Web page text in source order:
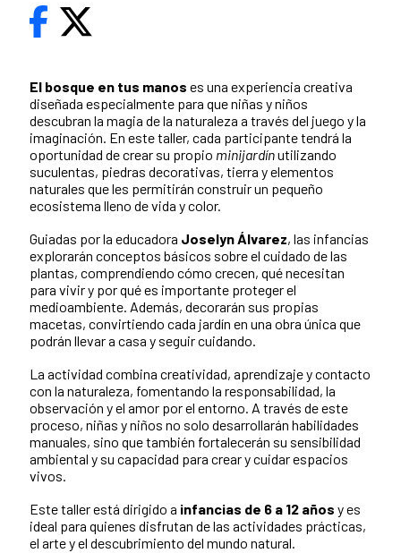
El bosque en tus manos es una experiencia creativa
diseñada especialmente para que niñas y niños
descubran la magia de la naturaleza a través del juego y la
imaginación. En este taller, cada participante tendrá la
oportunidad de crear su propio minijardínutilizando
suculentas, piedras decorativas, tierra y elementos
naturales que les permitirán construir un pequeño
ecosistema lleno de vida y color.
Guiadas por la educadora Joselyn Álvarez, las infancias
explorarán conceptos básicos sobre el cuidado de las
plantas, comprendiendo cómo crecen, qué necesitan
para vivir y por qué es importante proteger el
medioambiente. Además, decorarán sus propias
macetas, convirtiendo cada jardín en una obra única que
podrán llevar a casa y seguir cuidando.
La actividad combina creatividad, aprendizaje y contacto
con la naturaleza, fomentando la responsabilidad, la
observación y el amor por el entorno. A través de este
proceso, niñas y niños no solo desarrollarán habilidades
manuales, sino que también fortalecerán su sensibilidad
ambiental y su capacidad para crear y cuidar espacios
vivos.
Este taller está dirigido a infancias de 6 a 12 años y es
ideal para quienes disfrutan de las actividades prácticas,
el arte y el descubrimiento del mundo natural.